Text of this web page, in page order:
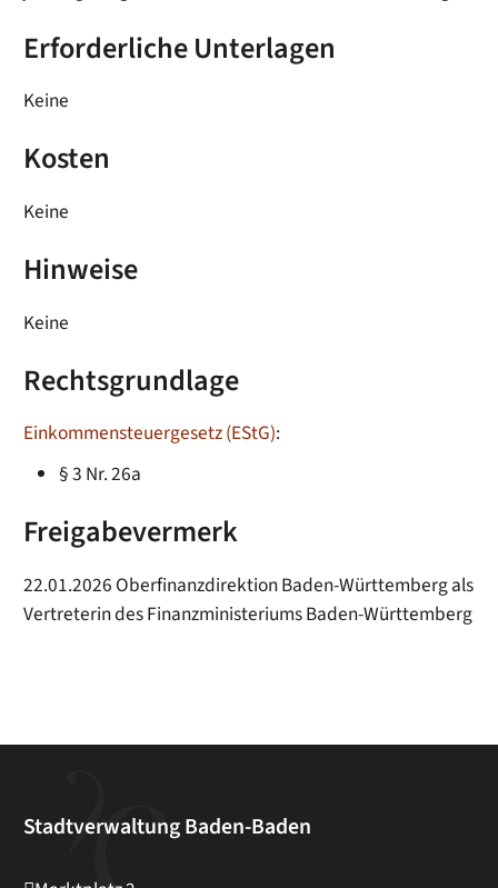
Erforderliche Unterlagen
Keine
Kosten
Keine
Hinweise
Keine
Rechtsgrundlage
Einkommensteuergesetz (EStG):
§ 3 Nr. 26a
Freigabevermerk
22.01.2026 Oberfinanzdirektion Baden-Württemberg als
Vertreterin des Finanzministeriums Baden-Württemberg
Stadtverwaltung Baden-Baden